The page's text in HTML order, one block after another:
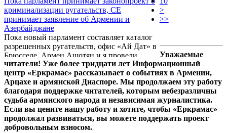
депутат Наира Зограбян.
криминализации ругательств, СЕ
принимает заявление об Армении и
Азербайджане
Пока новый парламент составляет каталог
разрешенных ругательств, офис «Ай Дат» в
Брюсселе, Армен Ашотян и я провели
работу с нашими коллегами из
Европейского парламента в связи с
напряженной ситуацией на границе
Армении и зангезурскими аппетитами
турецко-азербайджанского истеблишмента.
Об этом, как сообщает Новости Армении -
NEWS.am, на своей странице в Facebook
написала экс-депутат НС Наира Зограбян.
>
>>
Уважаемые
читатели! Уже более тридцати лет Информационный
центр «Еркрамас» рассказывает о событиях в Армении,
Арцахе и армянской Диаспоре. Мы продолжаем эту работу
благодаря поддержке читателей, которым небезразличны
судьба армянского народа и независимая журналистика.
Если вы цените нашу работу и хотите, чтобы «Еркрамас»
продолжал развиваться, вы можете поддержать проект
добровольным взносом.